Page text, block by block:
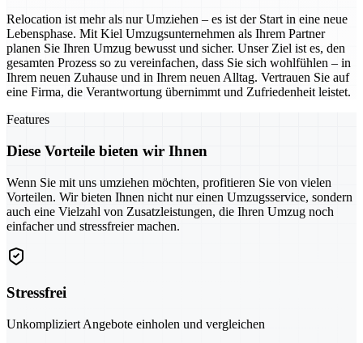
Relocation ist mehr als nur Umziehen – es ist der Start in eine neue
Lebensphase. Mit Kiel Umzugsunternehmen als Ihrem Partner
planen Sie Ihren Umzug bewusst und sicher. Unser Ziel ist es, den
gesamten Prozess so zu vereinfachen, dass Sie sich wohlfühlen – in
Ihrem neuen Zuhause und in Ihrem neuen Alltag. Vertrauen Sie auf
eine Firma, die Verantwortung übernimmt und Zufriedenheit leistet.
Features
Diese Vorteile bieten wir Ihnen
Wenn Sie mit uns umziehen möchten, profitieren Sie von vielen
Vorteilen. Wir bieten Ihnen nicht nur einen Umzugsservice, sondern
auch eine Vielzahl von Zusatzleistungen, die Ihren Umzug noch
einfacher und stressfreier machen.
Stressfrei
Unkompliziert Angebote einholen und vergleichen